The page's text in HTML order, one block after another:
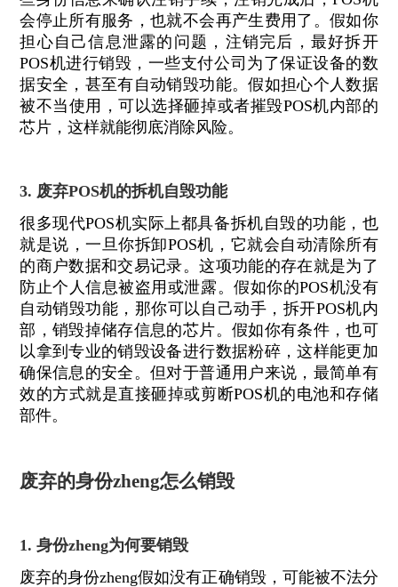
会停止所有服务，也就不会再产生费用了。假如你
担心自己信息泄露的问题，注销完后，最好拆开
POS机进行销毁，一些支付公司为了保证设备的数
据安全，甚至有自动销毁功能。假如担心个人数据
被不当使用，可以选择砸掉或者摧毁POS机内部的
芯片，这样就能彻底消除风险。
3. 废弃POS机的拆机自毁功能
很多现代POS机实际上都具备拆机自毁的功能，也
就是说，一旦你拆卸POS机，它就会自动清除所有
的商户数据和交易记录。这项功能的存在就是为了
防止个人信息被盗用或泄露。假如你的POS机没有
自动销毁功能，那你可以自己动手，拆开POS机内
部，销毁掉储存信息的芯片。假如你有条件，也可
以拿到专业的销毁设备进行数据粉碎，这样能更加
确保信息的安全。但对于普通用户来说，最简单有
效的方式就是直接砸掉或剪断POS机的电池和存储
部件。
废弃的身份zheng怎么销毁
1. 身份zheng为何要销毁
废弃的身份zheng假如没有正确销毁，可能被不法分